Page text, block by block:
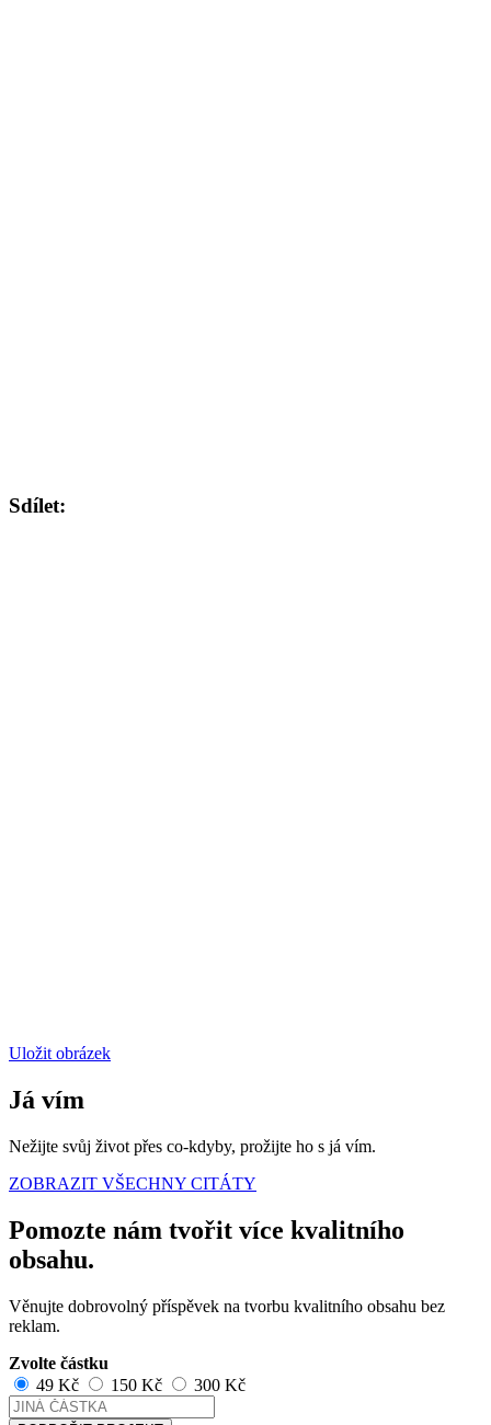
Sdílet:
Uložit obrázek
Já vím
Nežijte svůj život přes co-kdyby, prožijte ho s já vím.
ZOBRAZIT VŠECHNY CITÁTY
Pomozte nám tvořit více kvalitního
obsahu.
Věnujte dobrovolný příspěvek na tvorbu kvalitního obsahu bez
reklam.
Zvolte částku
49 Kč
150 Kč 300 Kč